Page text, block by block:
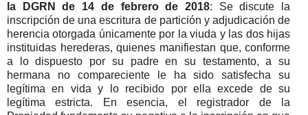
la DGRN de 14 de febrero de 2018: Se discute la
inscripción de una escritura de partición y adjudicación de
herencia otorgada únicamente por la viuda y las dos hijas
instituidas herederas, quienes manifiestan que, conforme
a lo dispuesto por su padre en su testamento, a su
hermana no compareciente le ha sido satisfecha su
legítima en vida y lo recibido por ella excede de su
legítima estricta. En esencia, el registrador de la